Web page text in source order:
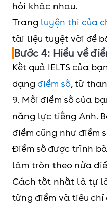
hỏi khác nhau.
Trang luyện thi của
tài liệu tuyệt vời để
Bước 4: Hiểu về
Kết quả IELTS của
dạng điểm số, từ
9. Mỗi điểm số của
năng lực tiếng Anh.
điểm cũng như điểm
Điểm số được trình
làm tròn theo nửa
Cách tốt nhất là tự
từng điểm và tiêu chí